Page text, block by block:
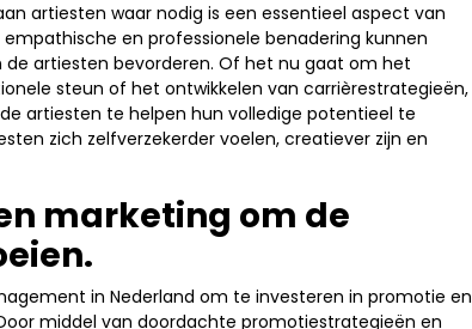
artiesten waar nodig is een essentieel aspect van
en professionele benadering kunnen
artiesten bevorderen. Of het nu gaat om het
steun of het ontwikkelen van carrièrestrategieën,
artiesten te helpen hun volledige potentieel te
zich zelfverzekerder voelen, creatiever zijn en
marketing om de
in Nederland om te investeren in promotie en
middel van doordachte promotiestrategieën en